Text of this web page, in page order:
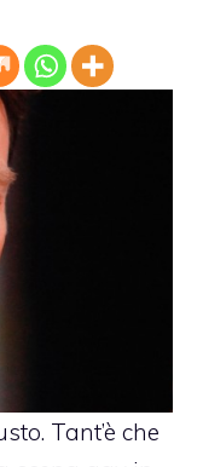
Tant’è che